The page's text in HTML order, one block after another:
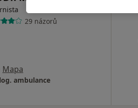
29 názorů
Mapa
ambulance